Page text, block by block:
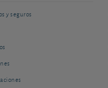
y seguros